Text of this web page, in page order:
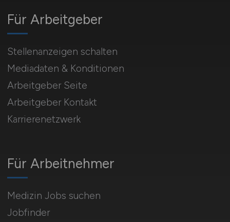
Für Arbeitnehmer
Medizin Jobs suchen
Jobfinder
Für Arbeitgeber
Stellenanzeigen schalten
Mediadaten & Konditionen
Arbeitgeber Seite
Arbeitgeber Kontakt
Karrierenetzwerk